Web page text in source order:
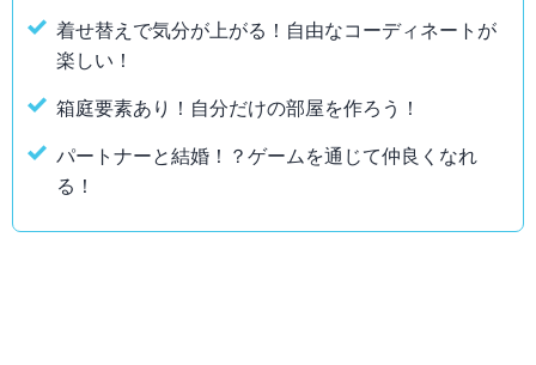
着せ替えで気分が上がる！自由なコーディネートが
楽しい！
箱庭要素あり！自分だけの部屋を作ろう！
パートナーと結婚！？ゲームを通じて仲良くなれ
る！